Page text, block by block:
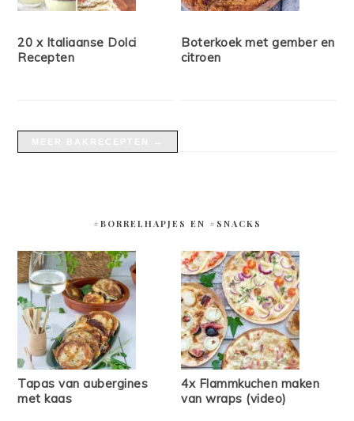
20 x Italiaanse Dolci
Recepten
Boterkoek met gember en
citroen
#BORRELHAPJES EN #SNACKS
Tapas van aubergines
met kaas
4x Flammkuchen maken
van wraps (video)